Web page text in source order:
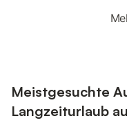
Meistgesuchte
Langzeiturlaub